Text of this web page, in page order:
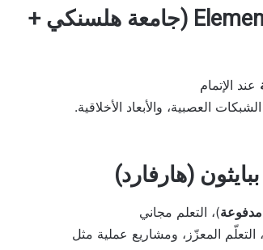
1) عناصر الذكاء الاصطناعي – Elements of AI (جامعة هلسنكي +
عند الإتمام
العصبية، والأبعاد الأخلاقية.
مدفوعة)، التعلم مجاني
، التعلّم المعزّز، ومشاريع عملية مثل